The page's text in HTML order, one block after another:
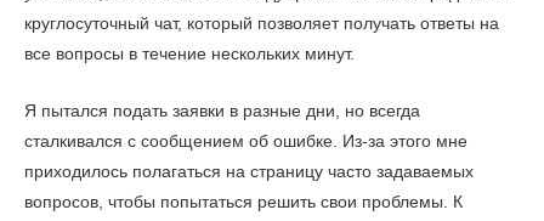
круглосуточный чат, который позволяет получать ответы на
все вопросы в течение нескольких минут.
Я пытался подать заявки в разные дни, но всегда
сталкивался с сообщением об ошибке. Из-за этого мне
приходилось полагаться на страницу часто задаваемых
вопросов, чтобы попытаться решить свои проблемы. К